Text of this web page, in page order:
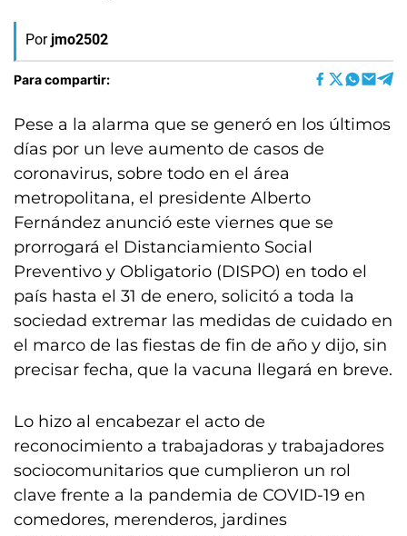
Por jmo2502
Para compartir:
Pese a la alarma que se generó en los últimos
días por un leve aumento de casos de
coronavirus, sobre todo en el área
metropolitana, el presidente Alberto
Fernández anunció este viernes que se
prorrogará el Distanciamiento Social
Preventivo y Obligatorio (DISPO) en todo el
país hasta el 31 de enero, solicitó a toda la
sociedad extremar las medidas de cuidado en
el marco de las fiestas de fin de año y dijo, sin
precisar fecha, que la vacuna llegará en breve.
Lo hizo al encabezar el acto de
reconocimiento a trabajadoras y trabajadores
sociocomunitarios que cumplieron un rol
clave frente a la pandemia de COVID-19 en
comedores, merenderos, jardines